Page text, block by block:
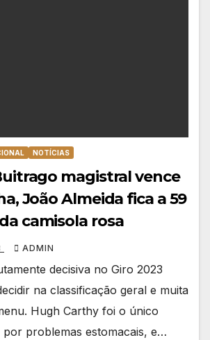
NOTÍCIAS
magistral vence
João Almeida fica a 59
camisola rosa
ADMIN
decisiva no Giro 2023
na classificação geral e muita
Hugh Carthy foi o único
por problemas estomacais, e…